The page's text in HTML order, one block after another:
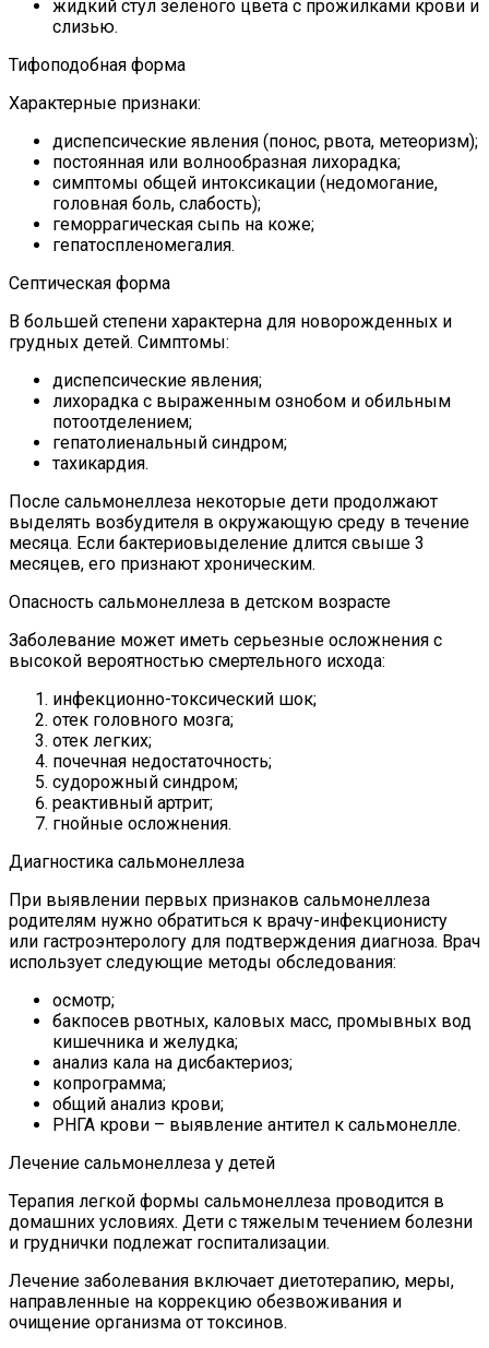
жидкий стул зеленого цвета с прожилками крови и
слизью.
Тифоподобная форма
Характерные признаки:
диспепсические явления (понос, рвота, метеоризм);
постоянная или волнообразная лихорадка;
симптомы общей интоксикации (недомогание,
головная боль, слабость);
геморрагическая сыпь на коже;
гепатоспленомегалия.
Септическая форма
В большей степени характерна для новорожденных и
грудных детей. Симптомы:
диспепсические явления;
лихорадка с выраженным ознобом и обильным
потоотделением;
гепатолиенальный синдром;
тахикардия.
После сальмонеллеза некоторые дети продолжают
выделять возбудителя в окружающую среду в течение
месяца. Если бактериовыделение длится свыше 3
месяцев, его признают хроническим.
Опасность сальмонеллеза в детском возрасте
Заболевание может иметь серьезные осложнения с
высокой вероятностью смертельного исхода:
инфекционно-токсический шок;
отек головного мозга;
отек легких;
почечная недостаточность;
судорожный синдром;
реактивный артрит;
гнойные осложнения.
Диагностика сальмонеллеза
При выявлении первых признаков сальмонеллеза
родителям нужно обратиться к врачу-инфекционисту
или гастроэнтерологу для подтверждения диагноза. Врач
использует следующие методы обследования:
осмотр;
бакпосев рвотных, каловых масс, промывных вод
кишечника и желудка;
анализ кала на дисбактериоз;
копрограмма;
общий анализ крови;
РНГА крови – выявление антител к сальмонелле.
Лечение сальмонеллеза у детей
Терапия легкой формы сальмонеллеза проводится в
домашних условиях. Дети с тяжелым течением болезни
и груднички подлежат госпитализации.
Лечение заболевания включает диетотерапию, меры,
направленные на коррекцию обезвоживания и
очищение организма от токсинов.